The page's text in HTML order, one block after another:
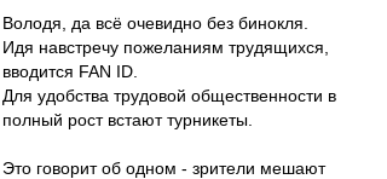
Володя, да всё очевидно без бинокля.
Идя навстречу пожеланиям трудящихся,
вводится FAN ID.
Для удобства трудовой общественности в
полный рост встают турникеты.
Это говорит об одном - зрители мешают